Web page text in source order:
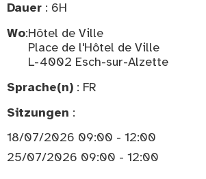
Dauer : 6H
Wo:Hôtel de Ville
Place de l'Hôtel de Ville
L-4002 Esch-sur-Alzette
Sprache(n) : FR
Sitzungen :
18/07/2026 09:00 - 12:00
25/07/2026 09:00 - 12:00